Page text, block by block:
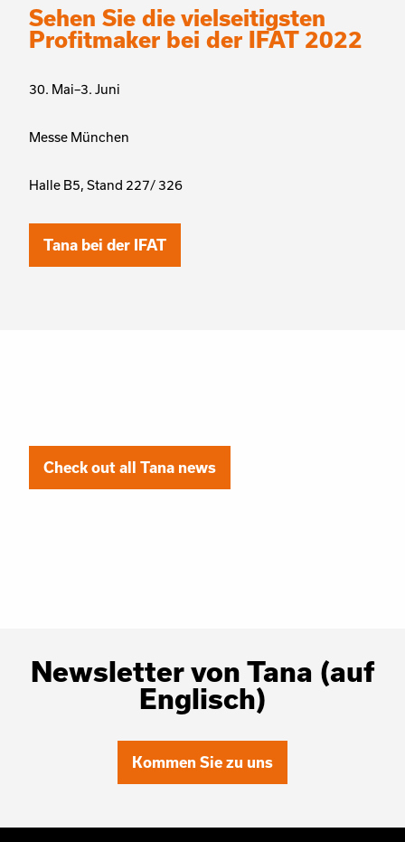
Sehen Sie die vielseitigsten
Profitmaker bei der IFAT 2022
30. Mai–3. Juni
Messe München
Halle B5, Stand 227/ 326
Tana bei der IFAT
Check out all Tana news
Newsletter von Tana (auf
Englisch)
Kommen Sie zu uns